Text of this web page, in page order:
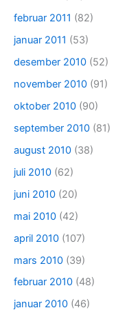
februar 2011 (82)
januar 2011 (53)
desember 2010 (52)
november 2010 (91)
oktober 2010 (90)
september 2010 (81)
august 2010 (38)
juli 2010 (62)
juni 2010 (20)
mai 2010 (42)
april 2010 (107)
mars 2010 (39)
februar 2010 (48)
januar 2010 (46)